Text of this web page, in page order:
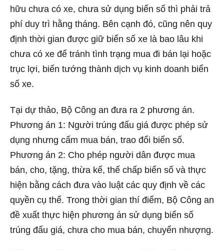
hữu chưa có xe, chưa sử dụng biển số thì phải trả
phí duy trì hằng tháng. Bên cạnh đó, cũng nên quy
định thời gian được giữ biển số xe là bao lâu khi
chưa có xe để tránh tình trạng mua đi bán lại hoặc
trục lợi, biến tướng thành dịch vụ kinh doanh biển
số xe.
Tại dự thảo, Bộ Công an đưa ra 2 phương án.
Phương án 1: Người trúng đấu giá được phép sử
dụng nhưng cấm mua bán, trao đổi biển số.
Phương án 2: Cho phép người dân được mua
bán, cho, tặng, thừa kế, thế chấp biển số và thực
hiện bằng cách đưa vào luật các quy định về các
quyền cụ thể. Trong thời gian thí điểm, Bộ Công an
đề xuất thực hiện phương án sử dụng biển số
trúng đấu giá, chưa cho mua bán, chuyển nhượng.